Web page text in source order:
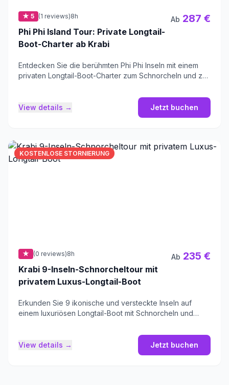
★ 5 (1 reviews)8h
Phi Phi Island Tour: Private Longtail-
Boot-Charter ab Krabi
Ab 287 €
Entdecken Sie die berühmten Phi Phi Inseln mit einem
privaten Longtail-Boot-Charter zum Schnorcheln und zur
View details → Jetzt buchen
KOSTENLOSE STORNIERUNG
★ (0 reviews)8h
Krabi 9-Inseln-Schnorcheltour mit
privatem Luxus-Longtail-Boot
Ab 235 €
Erkunden Sie 9 ikonische und versteckte Inseln auf
einem luxuriösen Longtail-Boot mit Schnorcheln und
View details → Jetzt buchen